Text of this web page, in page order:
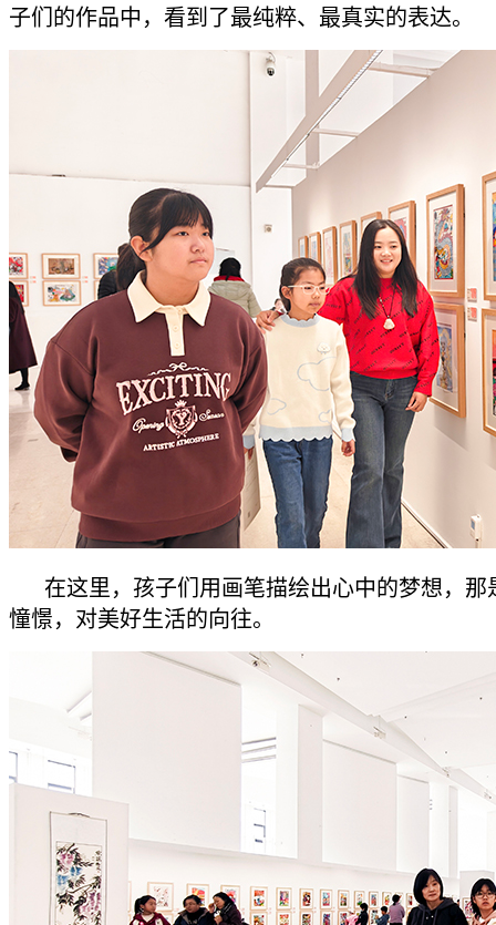
子们的作品中，看到了最纯粹、最真实的表达。
在这里，孩子们用画笔描绘出心中的梦想，那
憧憬，对美好生活的向往。